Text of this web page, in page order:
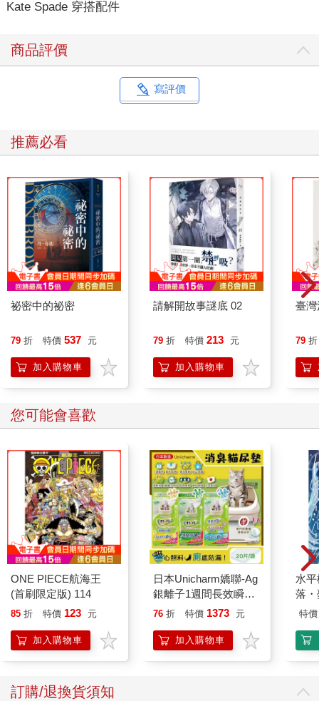
Kate Spade 穿搭配件
商品評價
寫評價
推薦必看
祕密中的祕密
79 折 特價 537 元
加入購物車
請解開故事謎底 02
79 折 特價 213 元
加入購物車
臺
79 折
您可能會喜歡
ONE PIECE航海王
(首刷限定版) 114
85 折 特價 123 元
加入購物車
日本Unicharm嬌聯-Ag
銀離子1週間長效瞬吸
乾爽寵物消臭大師貓尿
防滲漏貓尿布/可觀察
尿色貓潔墊補充包/本
76 折 特價 1373 元
加入購物車
水
落
特價
訂購/退換貨須知